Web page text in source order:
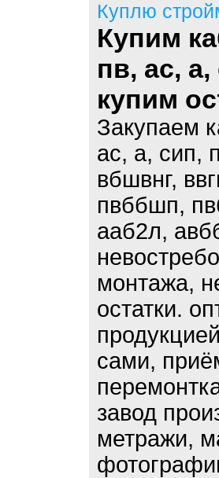
Куплю
Купим
пв, ас,
купим
Закупаем
ас, а, сип,
вбшвнг,
пвббшп,
ааб2л,
монтажа,
остатки.
сами,
завод
метражи,